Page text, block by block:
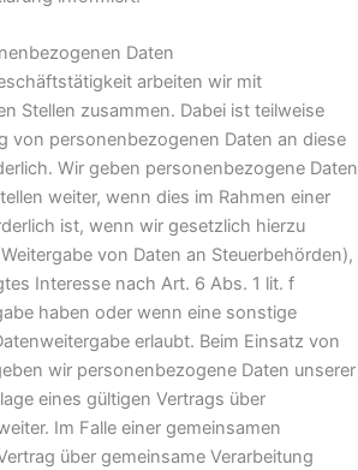
Daten
arbeiten wir mit
Stellen zusammen. Dabei ist teilweise
von personenbezogenen Daten an diese
Wir geben personenbezogene Daten
weiter, wenn dies im Rahmen einer
ist, wenn wir gesetzlich hierzu
von Daten an Steuerbehörden),
Interesse nach Art. 6 Abs. 1 lit. f
haben oder wenn eine sonstige
erlaubt. Beim Einsatz von
wir personenbezogene Daten unserer
eines gültigen Vertrags über
Im Falle einer gemeinsamen
über gemeinsame Verarbeitung